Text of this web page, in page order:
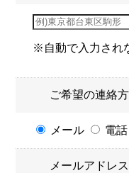
※自動で入力され
ご希望の連絡
メール 電話
メールアドレス